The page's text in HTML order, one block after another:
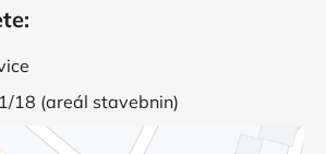
18 (areál stavebnin)